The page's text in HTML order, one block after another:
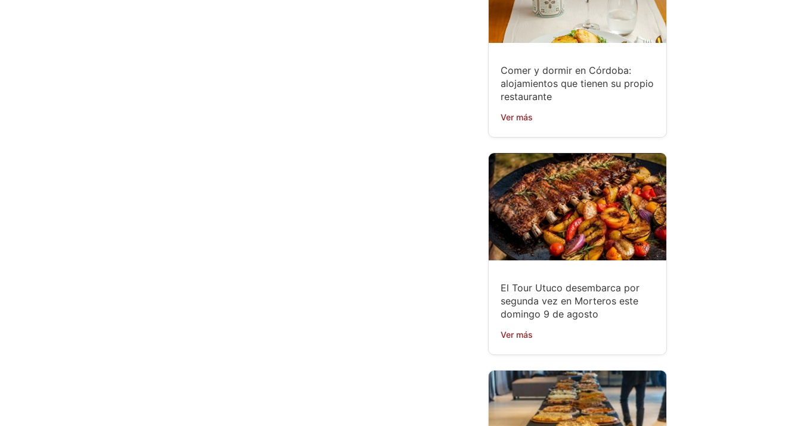
Comer y dormir en Córdoba:
alojamientos que tienen su propio
restaurante
Ver más
El Tour Utuco desembarca por
segunda vez en Morteros este
domingo 9 de agosto
Ver más